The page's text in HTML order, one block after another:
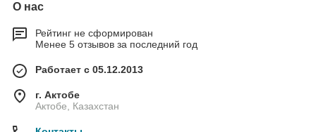
О нас
Рейтинг не сформирован
Менее 5 отзывов за последний год
Работает с 05.12.2013
г. Актобе
Актобе, Казахстан